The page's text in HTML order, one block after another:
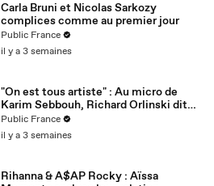
Carla Bruni et Nicolas Sarkozy
complices comme au premier jour
Public France
il y a 3 semaines
"On est tous artiste" : Au micro de
Karim Sebbouh, Richard Orlinski dit
tout au Public
Public France
il y a 3 semaines
Rihanna & A$AP Rocky : Aïssa